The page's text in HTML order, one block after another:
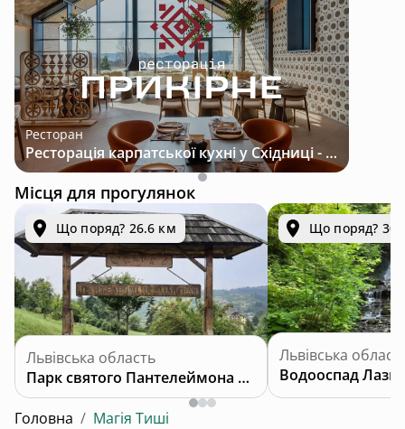
Ресторан
Ресторація карпатської кухні у Східниці - місце з характером і традиціями
Місця для прогулянок
Що поряд? 26.6 км
Львівська область
Парк святого Пантелеймона Цілителя
Що поряд?
Львівська
Водооспад
Головна / Магія Тиші